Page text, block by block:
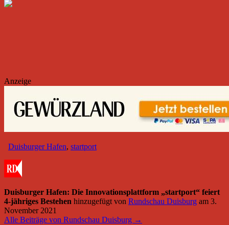
Anzeige
Duisburger Hafen, startport
Duisburger Hafen: Die Innovationsplattform „startport“ feiert
4-jähriges Bestehen hinzugefügt von Rundschau Duisburg am 3.
November 2021
Alle Beiträge von Rundschau Duisburg →